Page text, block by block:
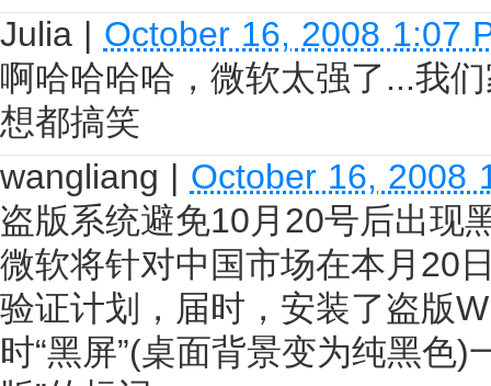
Julia | October 16, 2008 1:07
啊哈哈哈哈，微软太强了...我
想都搞笑
wangliang | October 16, 2008
盗版系统避免10月20号后出现
微软将针对中国市场在本月20
验证计划，届时，安装了盗版
时“黑屏”(桌面背景变为纯黑色